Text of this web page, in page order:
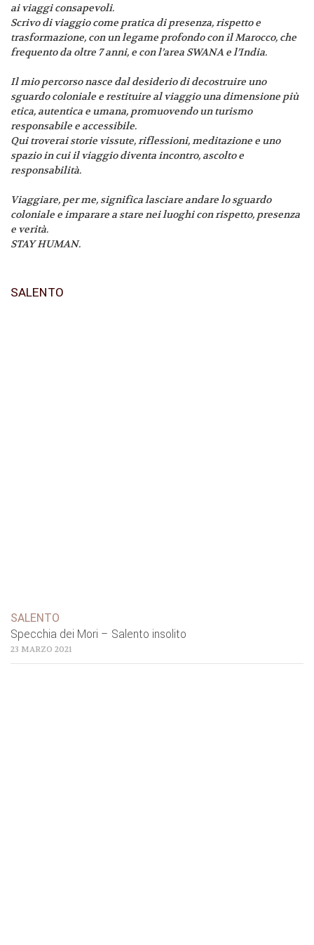
ai viaggi consapevoli.
Scrivo di viaggio come pratica di presenza, rispetto e
trasformazione, con un legame profondo con il Marocco, che
frequento da oltre 7 anni, e con l’area SWANA e l’India.
Il mio percorso nasce dal desiderio di decostruire uno
sguardo coloniale e restituire al viaggio una dimensione più
etica, autentica e umana, promuovendo un turismo
responsabile e accessibile.
Qui troverai storie vissute, riflessioni, meditazione e uno
spazio in cui il viaggio diventa incontro, ascolto e
responsabilità.
Viaggiare, per me, significa lasciare andare lo sguardo
coloniale e imparare a stare nei luoghi con rispetto, presenza
e verità.
STAY HUMAN.
SALENTO
SALENTO
Specchia dei Mori – Salento insolito
23 MARZO 2021